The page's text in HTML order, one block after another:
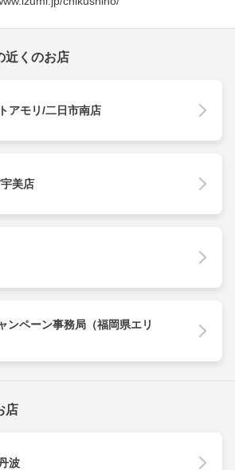
近くのお店
アモリ/二日市南店
美店
ンペーン事務局（福岡県エリ
店
波